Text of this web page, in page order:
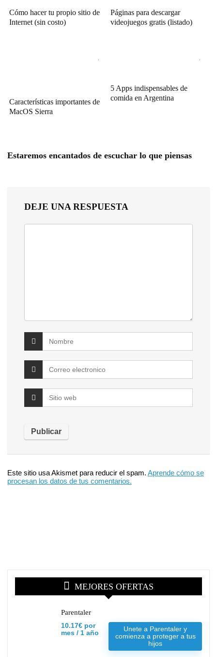
Cómo hacer tu propio sitio de
Internet (sin costo)
Páginas para descargar
videojuegos gratis (listado)
Características importantes de
MacOS Sierra
5 Apps indispensables de
comida en Argentina
Estaremos encantados de escuchar lo que piensas
DEJE UNA RESPUESTA
Este sitio usa Akismet para reducir el spam. Aprende cómo se
procesan los datos de tus comentarios.
MEJORES OFERTAS
Parentaler
10.17€ por
mes / 1 año
Unete a Parentaler y
comienza a proteger a tus
hijos